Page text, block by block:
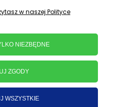
w naszej Polityce
NIEZBĘDNE
ZGODY
WSZYSTKIE